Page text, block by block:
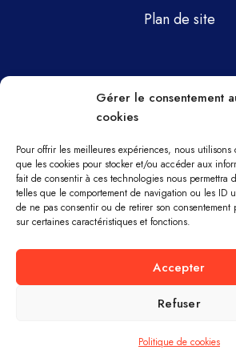
Gérer le consentement
cookies
Pour offrir les meilleures expériences, nous
que les cookies pour stocker et/ou accéder aux
fait de consentir à ces technologies nous permettra
telles que le comportement de navigation ou les ID
de ne pas consentir ou de retirer son
sur certaines caractéristiques et fonctions.
Accepter
Refuser
Politique de cookies
Plan de site
Gsti Mécanique
Gsti
Pièces détachées
Parc machines
GSTI MÉCANIQUE ET
TOUS DROITS